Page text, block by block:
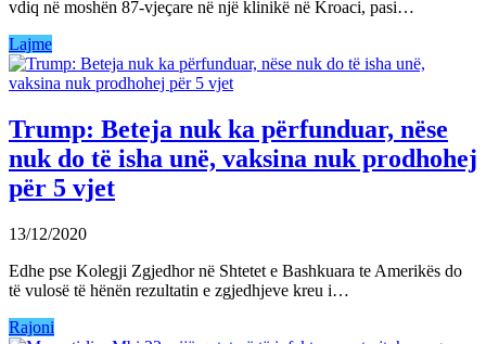
vdiq në moshën 87-vjeçare në një klinikë në Kroaci, pasi…
Lajme
Trump: Beteja nuk ka përfunduar, nëse
nuk do të isha unë, vaksina nuk prodhohej
për 5 vjet
13/12/2020
Edhe pse Kolegji Zgjedhor në Shtetet e Bashkuara te Amerikës do
të vulosë të hënën rezultatin e zgjedhjeve kreu i…
Rajoni